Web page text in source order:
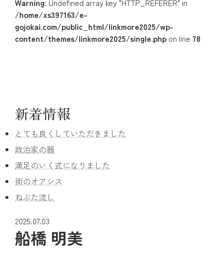
Warning: Undefined array key "HTTP_REFERER" in
/home/xs397163/e-
gojokai.com/public_html/linkmore2025/wp-
content/themes/linkmore2025/single.php on line 78
新着情報
とても良くしていただきました
政治家の器
満足のいく式になりました
街のオアシス
ねぶた流し
2025.07.03
船橋 明美